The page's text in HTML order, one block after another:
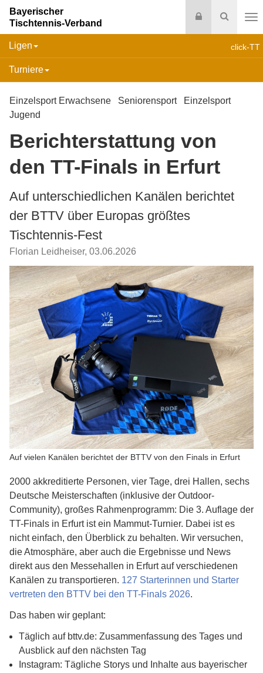
Suche
Login
Bayerischer
Tischtennis-Verband
click-TT
Ligen
Turniere
Einzelsport Erwachsene Seniorensport
Einzelsport
Jugend
Berichterstattung von
den TT-Finals in Erfurt
Auf unterschiedlichen Kanälen berichtet
der BTTV über Europas größtes
Tischtennis-Fest
Florian Leidheiser, 03.06.2026
Auf vielen Kanälen berichtet der BTTV von den Finals in Erfurt
2000 akkreditierte Personen, vier Tage, drei Hallen, sechs
Deutsche Meisterschaften (inklusive der Outdoor-
Community), großes Rahmenprogramm: Die 3. Auflage der
TT-Finals in Erfurt ist ein Mammut-Turnier. Dabei ist es
nicht einfach, den Überblick zu behalten. Wir versuchen,
die Atmosphäre, aber auch die Ergebnisse und News
direkt aus den Messehallen in Erfurt auf verschiedenen
Kanälen zu transportieren. 127 Starterinnen und Starter
vertreten den BTTV bei den TT-Finals 2026.
Das haben wir geplant:
Täglich auf bttv.de: Zusammenfassung des Tages und
Ausblick auf den nächsten Tag
Instagram: Tägliche Storys und Inhalte aus bayerischer